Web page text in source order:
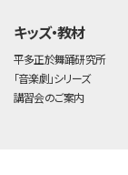
キッズ・教材
平多正於舞踊研究所
「音楽劇」シリーズ
講習会のご案内